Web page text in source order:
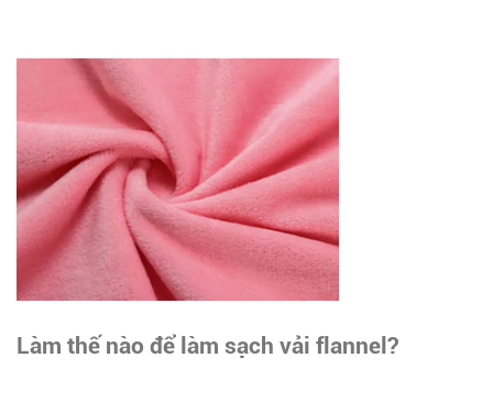
Làm thế nào để làm sạch vải flannel?